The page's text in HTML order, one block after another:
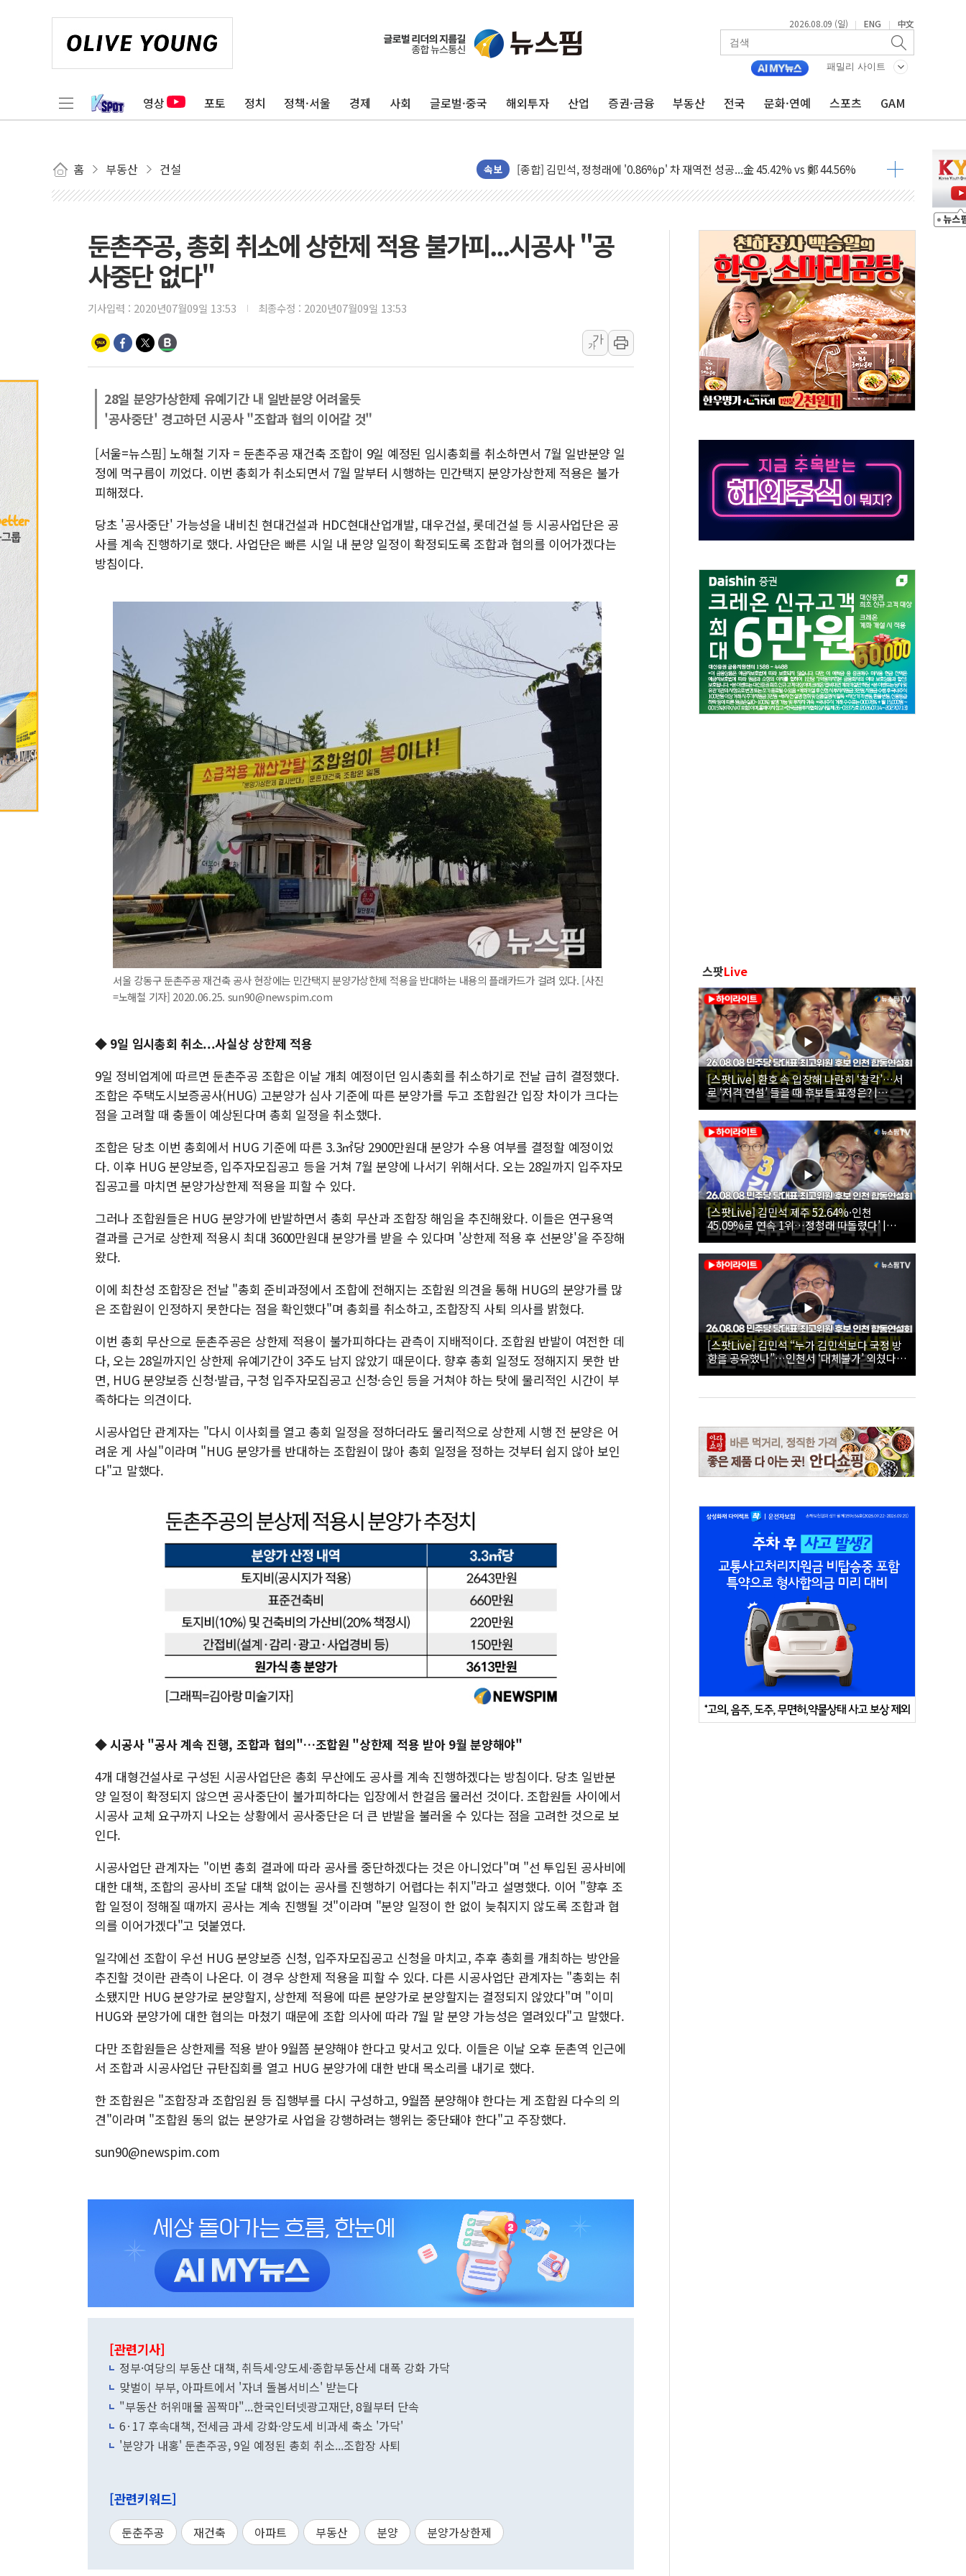
2026.08.09 (일) | ENG | 中文
패밀리 사이트
영상 포토 정치 정책·서울 경제 사회 글로벌·중국 해외투자 산업 증권·금융 부동산 전국 문화·연예 스포츠 GAM
홈 부동산 건설 속보
포항시 재난예산 40억 긴급 투입…고수온 양식장 복구·지원 '총력'
울진·영덕 '호우특보'-포항 '산사태 주의보'...경북도, 호우 피해·통제구간 없어
인천 합동연설회 나선 송영길·정청래·김민석 당대표 후보
김민석, 2주차 제주·인천 경선서 정청래에 승리...47.75% vs 42.08%
[속보] 민주, 제주·인천 경선 결과 발표...김민석 47.75% 정청래 42.08%
[속보] 민주, 인천 경선 결과 발표...김민석 45.09% 정청래 43.27% 송영길 11.63%
[속보] 민주, 제주 경선 결과 발표...김민석 52.64% 정청래 39.89% 송영길 7.47%
美, 이란전 출구전략 만지작…공습 한계·탄약 부족 현실화
강릉·동해·삼척 시간당 최대 50㎜ 폭우…강원 동해안 강한 비 이어져
폐기물 수거하다 참변…60대 환경미화원 수거차에 치여 사망
서울 중랑구 주택가서 흉기 난동…60대 남성 2명 숨져
李대통령 "결혼 때문에 손해 보는 일 없게"…'결혼 페널티' 22개 과제 손본다
추미애, '위안부' 피해자 기림의 날 참석..."국제적 시민 연대로 목소리 내야"
인천 선재도 갯벌서 해루질 중 실종 60대 나흘만에 숨진 채 발견
인천서 말다툼 중 어머니 흉기 살해 10대 아들 체포
'화합' 꺼낸 김민석에 '뻔뻔' 받아친 정청래…제주 연설서 신경전 고조
둔촌주공, 총회 취소에 상한제 적용 불가피...시공사 "공
사중단 없다"
기사입력 : 2020년07월09일 13:53 최종수정 : 2020년07월09일 13:53
가
가
28일 분양가상한제 유예기간 내 일반분양 어려울듯
'공사중단' 경고하던 시공사 "조합과 협의 이어갈 것"
[서울=뉴스핌] 노해철 기자 = 둔촌주공 재건축 조합이 9일 예정된 임시총회를 취소하면서 7월 일반분양 일
정에 먹구름이 끼었다. 이번 총회가 취소되면서 7월 말부터 시행하는 민간택지 분양가상한제 적용은 불가
피해졌다.
당초 '공사중단' 가능성을 내비친 현대건설과 HDC현대산업개발, 대우건설, 롯데건설 등 시공사업단은 공
사를 계속 진행하기로 했다. 사업단은 빠른 시일 내 분양 일정이 확정되도록 조합과 협의를 이어가겠다는
방침이다.
서울 강동구 둔촌주공 재건축 공사 현장에는 민간택지 분양가상한제 적용을 반대하는 내용의 플래카드가 걸려 있다. [사진
=노해철 기자] 2020.06.25. sun90@newspim.com
◆ 9일 임시총회 취소...사실상 상한제 적용
9일 정비업계에 따르면 둔촌주공 조합은 이날 개최 예정이던 임시총회를 취소하기로 전날 급히 결정했다.
조합은 주택도시보증공사(HUG) 고분양가 심사 기준에 따른 분양가를 두고 조합원간 입장 차이가 크다는
점을 고려할 때 충돌이 예상된다며 총회 일정을 취소했다.
조합은 당초 이번 총회에서 HUG 기준에 따른 3.3㎡당 2900만원대 분양가 수용 여부를 결정할 예정이었
다. 이후 HUG 분양보증, 입주자모집공고 등을 거쳐 7월 분양에 나서기 위해서다. 오는 28일까지 입주자모
집공고를 마치면 분양가상한제 적용을 피할 수 있다.
그러나 조합원들은 HUG 분양가에 반발하면서 총회 무산과 조합장 해임을 추진해왔다. 이들은 연구용역
결과를 근거로 상한제 적용시 최대 3600만원대 분양가를 받을 수 있다며 '상한제 적용 후 선분양'을 주장해
왔다.
이에 최찬성 조합장은 전날 "총회 준비과정에서 조합에 전해지는 조합원 의견을 통해 HUG의 분양가를 많
은 조합원이 인정하지 못한다는 점을 확인했다"며 총회를 취소하고, 조합장직 사퇴 의사를 밝혔다.
이번 총회 무산으로 둔촌주공은 상한제 적용이 불가피하다는 관측이 지배적이다. 조합원 반발이 여전한 데
다, 오는 28일까지인 상한제 유예기간이 3주도 남지 않았기 때문이다. 향후 총회 일정도 정해지지 못한 반
면, HUG 분양보증 신청·발급, 구청 입주자모집공고 신청·승인 등을 거쳐야 하는 탓에 물리적인 시간이 부
족하다는 의견이다.
시공사업단 관계자는 "다시 이사회를 열고 총회 일정을 정하더라도 물리적으로 상한제 시행 전 분양은 어
려운 게 사실"이라며 "HUG 분양가를 반대하는 조합원이 많아 총회 일정을 정하는 것부터 쉽지 않아 보인
다"고 말했다.
◆ 시공사 "공사 계속 진행, 조합과 협의"…조합원 "상한제 적용 받아 9월 분양해야"
4개 대형건설사로 구성된 시공사업단은 총회 무산에도 공사를 계속 진행하겠다는 방침이다. 당초 일반분
양 일정이 확정되지 않으면 공사중단이 불가피하다는 입장에서 한걸음 물러선 것이다. 조합원들 사이에서
시공사 교체 요구까지 나오는 상황에서 공사중단은 더 큰 반발을 불러올 수 있다는 점을 고려한 것으로 보
인다.
시공사업단 관계자는 "이번 총회 결과에 따라 공사를 중단하겠다는 것은 아니었다"며 "선 투입된 공사비에
대한 대책, 조합의 공사비 조달 대책 없이는 공사를 진행하기 어렵다는 취지"라고 설명했다. 이어 "향후 조
합 일정이 정해질 때까지 공사는 계속 진행될 것"이라며 "분양 일정이 한 없이 늦춰지지 않도록 조합과 협
의를 이어가겠다"고 덧붙였다.
일각에선 조합이 우선 HUG 분양보증 신청, 입주자모집공고 신청을 마치고, 추후 총회를 개최하는 방안을
추진할 것이란 관측이 나온다. 이 경우 상한제 적용을 피할 수 있다. 다른 시공사업단 관계자는 "총회는 취
소됐지만 HUG 분양가로 분양할지, 상한제 적용에 따른 분양가로 분양할지는 결정되지 않았다"며 "이미
HUG와 분양가에 대한 협의는 마쳤기 때문에 조합 의사에 따라 7월 말 분양 가능성은 열려있다"고 말했다.
다만 조합원들은 상한제를 적용 받아 9월쯤 분양해야 한다고 맞서고 있다. 이들은 이날 오후 둔촌역 인근에
서 조합과 시공사업단 규탄집회를 열고 HUG 분양가에 대한 반대 목소리를 내기로 했다.
한 조합원은 "조합장과 조합임원 등 집행부를 다시 구성하고, 9월쯤 분양해야 한다는 게 조합원 다수의 의
견"이라며 "조합원 동의 없는 분양가로 사업을 강행하려는 행위는 중단돼야 한다"고 주장했다.
sun90@newspim.com
[관련기사]
정부·여당의 부동산 대책, 취득세·양도세·종합부동산세 대폭 강화 가닥
맞벌이 부부, 아파트에서 '자녀 돌봄서비스' 받는다
"부동산 허위매물 꼼짝마"...한국인터넷광고재단, 8월부터 단속
6·17 후속대책, 전세금 과세 강화·양도세 비과세 축소 '가닥'
'분양가 내홍' 둔촌주공, 9일 예정된 총회 취소...조합장 사퇴
[관련키워드]
둔춘주공 재건축 아파트 부동산 분양 분양가상한제
스팟Live
[스팟Live] 환호 속 입장해 나란히 ‘찰칵’…서
로 ‘저격 연설’ 들을 때 후보들 표정은? |
26.08.08 더불어민주당 당대표·최고위원 후
보 인천 합동연설회
[스팟Live] 김민석 제주 52.64%·인천
45.09%로 연속 1위…정청래 따돌렸다’ |
26.08.08 더불어민주당 당대표·최고위원 후
보 인천 합동연설회
[스팟Live] 김민석 “누가 김민석보다 국정 방
향을 공유했나”…인천서 ‘대체불가’ 외쳤다 |
26.08.08 더불어민주당 당대표·최고위원 후